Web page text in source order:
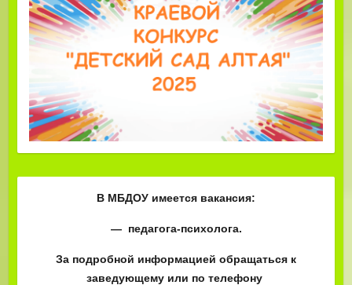
В МБДОУ имеется вакансия:
— педагога-психолога.
За подробной информацией обращаться к
заведующему или по телефону